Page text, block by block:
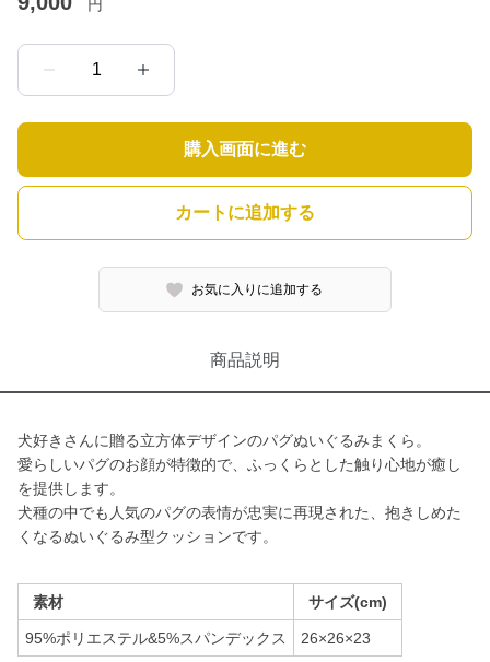
円
1
購入画面に進む
カートに追加する
お気に入りに追加する
商品説明
犬好きさんに贈る立方体デザインのパグぬいぐるみまくら。
愛らしいパグのお顔が特徴的で、ふっくらとした触り心地が癒し
を提供します。
犬種の中でも人気のパグの表情が忠実に再現された、抱きしめた
くなるぬいぐるみ型クッションです。
素材 サイズ(cm)
95%ポリエステル&5%スパンデックス 26×26×23